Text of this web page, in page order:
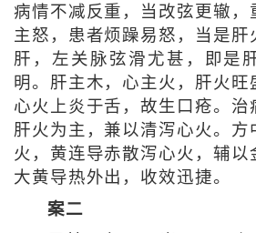
病情不减反重，当改弦更辙，
主怒，患者烦躁易怒，当是肝
肝，左关脉弦滑尤甚，即是
明。肝主木，心主火，肝火旺
心火上炎于舌，故生口疮。治
肝火为主，兼以清泻心火。方
火，黄连导赤散泻心火，辅以
大黄导热外出，收效迅捷。
案二